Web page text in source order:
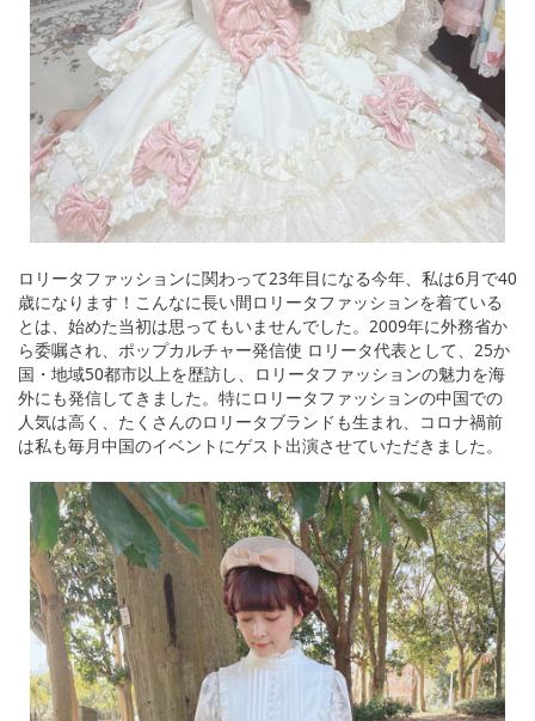
ロリータファッションに関わって23年目になる今年、私は6月で40
歳になります！こんなに長い間ロリータファッションを着ている
とは、始めた当初は思ってもいませんでした。2009年に外務省か
ら委嘱され、ポップカルチャー発信使 ロリータ代表として、25か
国・地域50都市以上を歴訪し、ロリータファッションの魅力を海
外にも発信してきました。特にロリータファッションの中国での
人気は高く、たくさんのロリータブランドも生まれ、コロナ禍前
は私も毎月中国のイベントにゲスト出演させていただきました。